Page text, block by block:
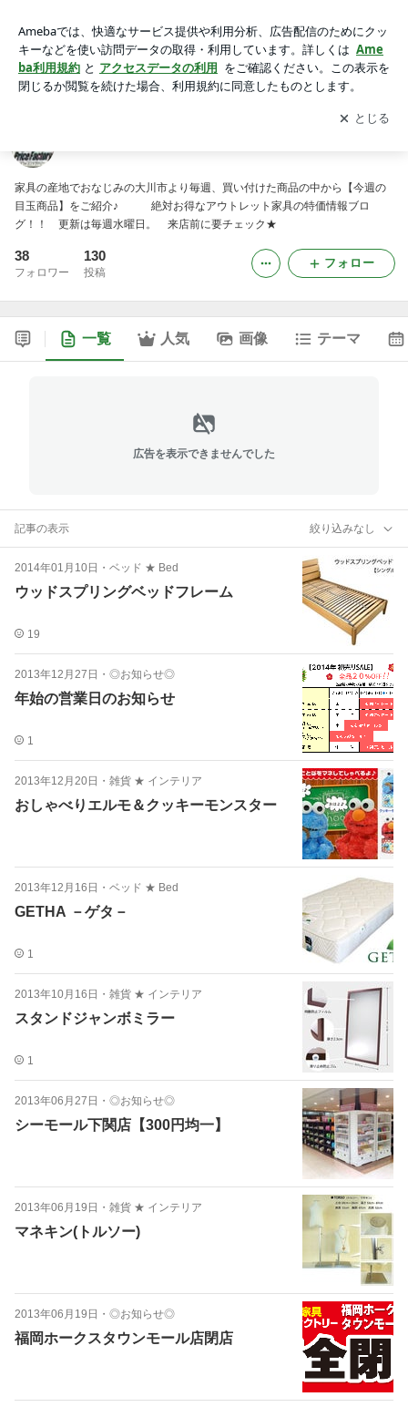
アプリをダウンロードして ブログの更新通知
を受け取りまし
ょう。
開く
家具の産地でおなじみの大川市より毎週、買い付けた商品の中から【今週の
目玉商品】をご紹介♪ 絶対お得なアウトレット家具の特価情報ブロ
グ！！ 更新は毎週水曜日。 来店前に要チェック★
38
フォロワー
130
投稿
フォロー
一覧 人気 画像 テーマ
広告を表示できませんでした
記事の表示 絞り込みなし
2014年01月10日 ・ ベッド ★ Bed
ウッドスプリングベッドフレーム
19
2013年12月27日 ・ ◎お知らせ◎
年始の営業日のお知らせ
1
2013年12月20日 ・ 雑貨 ★ インテリア
おしゃべりエルモ＆クッキーモンスター
2013年12月16日 ・ ベッド ★ Bed
GETHA －ゲタ－
1
2013年10月16日 ・ 雑貨 ★ インテリア
スタンドジャンボミラー
1
2013年06月27日 ・ ◎お知らせ◎
シーモール下関店【300円均一】
2013年06月19日 ・ 雑貨 ★ インテリア
マネキン(トルソー)
2013年06月19日 ・ ◎お知らせ◎
福岡ホークスタウンモール店閉店